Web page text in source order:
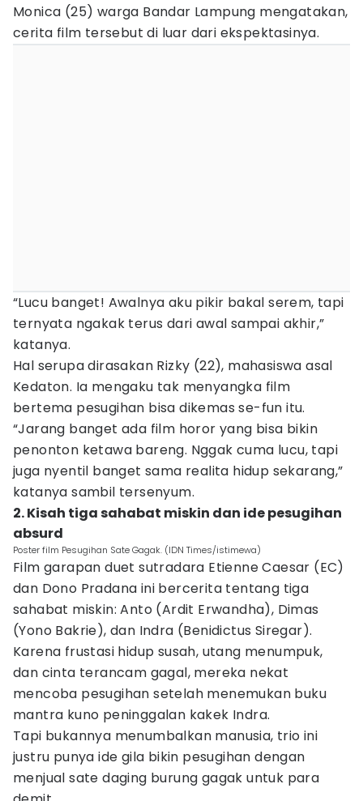
Monica (25) warga Bandar Lampung mengatakan,
cerita film tersebut di luar dari ekspektasinya.
“Lucu banget! Awalnya aku pikir bakal serem, tapi
ternyata ngakak terus dari awal sampai akhir,”
katanya.
Hal serupa dirasakan Rizky (22), mahasiswa asal
Kedaton. Ia mengaku tak menyangka film
bertema pesugihan bisa dikemas se-fun itu.
“Jarang banget ada film horor yang bisa bikin
penonton ketawa bareng. Nggak cuma lucu, tapi
juga nyentil banget sama realita hidup sekarang,”
katanya sambil tersenyum.
2. Kisah tiga sahabat miskin dan ide pesugihan
absurd
Poster film Pesugihan Sate Gagak. (IDN Times/istimewa)
Film garapan duet sutradara Etienne Caesar (EC)
dan Dono Pradana ini bercerita tentang tiga
sahabat miskin: Anto (Ardit Erwandha), Dimas
(Yono Bakrie), dan Indra (Benidictus Siregar).
Karena frustasi hidup susah, utang menumpuk,
dan cinta terancam gagal, mereka nekat
mencoba pesugihan setelah menemukan buku
mantra kuno peninggalan kakek Indra.
Tapi bukannya menumbalkan manusia, trio ini
justru punya ide gila bikin pesugihan dengan
menjual sate daging burung gagak untuk para